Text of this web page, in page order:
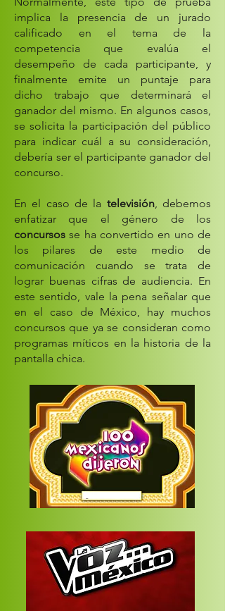
implica la presencia de un jurado
calificado en el tema de la
competencia que evalúa el
desempeño de cada participante, y
finalmente emite un puntaje para
dicho trabajo que determinará el
ganador del mismo. En algunos casos,
se solicita la participación del público
para indicar cuál a su consideración,
debería ser el participante ganador del
concurso.
En el caso de la televisión, debemos
enfatizar que el género de los
concursos se ha convertido en uno de
los pilares de este medio de
comunicación cuando se trata de
lograr buenas cifras de audiencia. En
este sentido, vale la pena señalar que
en el caso de México, hay muchos
concursos que ya se consideran como
programas míticos en la historia de la
pantalla chica.